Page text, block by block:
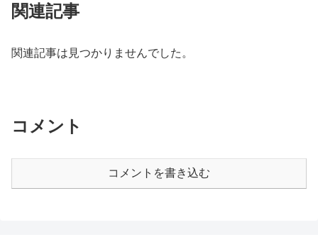
関連記事
関連記事は見つかりませんでした。
コメント
コメントを書き込む